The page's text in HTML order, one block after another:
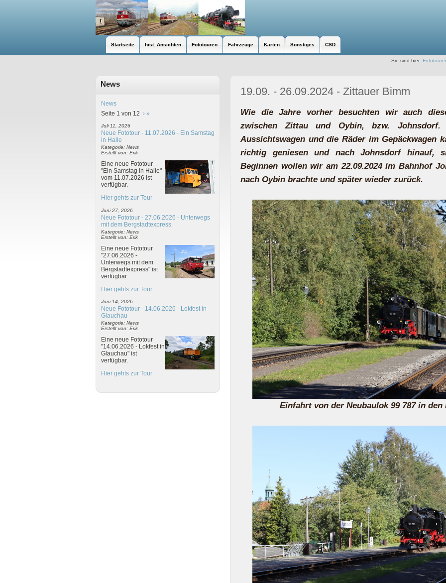
Startseite hist. Ansichten Fototouren Fahrzeuge Karten Sonstiges CSD
Sie sind hier:
News
News
Seite 1 von 12 › »
Juli 11, 2026
Neue Fototour - 11.07.2026 - Ein Samstag
in Halle
Kategorie: News
Erstellt von: Erik
Eine neue Fototour
"Ein Samstag in Halle"
vom 11.07.2026 ist
verfügbar.
Hier gehts zur Tour
Juni 27, 2026
Neue Fototour - 27.06.2026 - Unterwegs
mit dem Bergstadtexpress
Kategorie: News
Erstellt von: Erik
Eine neue Fototour
"27.06.2026 -
Unterwegs mit dem
Bergstadtexpress" ist
verfügbar.
Hier gehts zur Tour
Juni 14, 2026
Neue Fototour - 14.06.2026 - Lokfest in
Glauchau
Kategorie: News
Erstellt von: Erik
Eine neue Fototour
"14.06.2026 - Lokfest in
Glauchau" ist
verfügbar.
Hier gehts zur Tour
19.09. - 26.09.2024 - Zittauer Bimm
Wie die Jahre vorher besuchten wir auch
zwischen Zittau und Oybin, bzw.
Aussichtswagen und die Räder im Gepäckwagen
richtig geniesen und nach Johnsdorf hinauf,
Beginnen wollen wir am 22.09.2024 im Bahnhof
nach Oybin brachte und später wieder zurück.
Einfahrt von der Neubaulok 99 787 in